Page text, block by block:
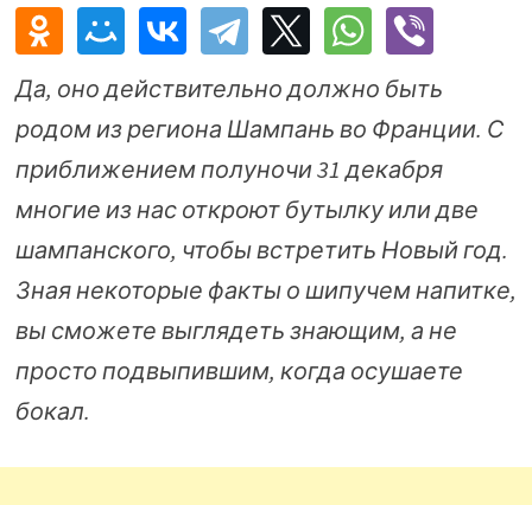
Да, оно действительно должно быть
родом из региона Шампань во Франции. С
приближением полуночи 31 декабря
многие из нас откроют бутылку или две
шампанского, чтобы встретить Новый год.
Зная некоторые факты о шипучем напитке,
вы сможете выглядеть знающим, а не
просто подвыпившим, когда осушаете
бокал.